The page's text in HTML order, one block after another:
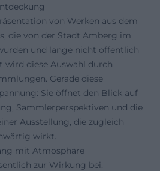
von Werken aus dem
die von der Stadt Amberg im
und lange nicht öffentlich
wird diese Auswahl durch
Gerade diese
Sie öffnet den Blick auf
Sammlerperspektiven und die
Ausstellung, die zugleich
wirkt.
mit Atmosphäre
zur Wirkung bei.